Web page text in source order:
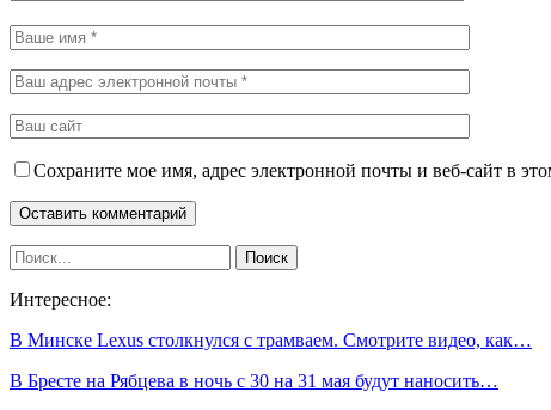
Сохраните мое имя, адрес электронной почты и веб-сайт в
Интересное:
В Минске Lexus столкнулся с трамваем. Смотрите видео, как…
В Бресте на Рябцева в ночь с 30 на 31 мая будут наносить…